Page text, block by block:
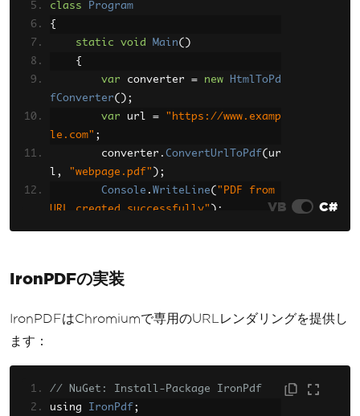
class
Program
{
static
void Main()
{
var converter = new
HtmlToPd
fConverter();
var url =
"https://www.examp
le.com" ;
        converter
. ConvertUrlToPdf( ur
l , "webpage.pdf" );
Console . WriteLine( "PDF from
URL created successfully" );
VB C#
IronPDFの実装
IronPDFはChromiumで専用のURLレンダリングを提供し
ます：
// NuGet: Install-Package IronPdf
using IronPdf ;